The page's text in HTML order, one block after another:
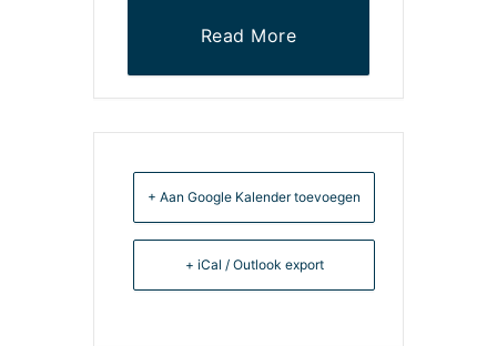
Read More
+ Aan Google Kalender toevoegen
+ iCal / Outlook export